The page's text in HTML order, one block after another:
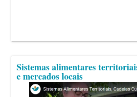
Sistemas alimentares
e mercados locais